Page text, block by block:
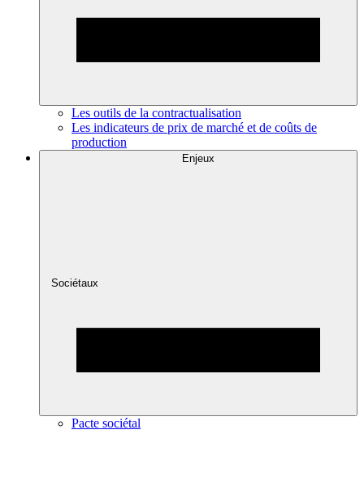
Les outils de la contractualisation
Les indicateurs de prix de marché et de coûts de
production
Enjeux
Sociétaux
Pacte sociétal